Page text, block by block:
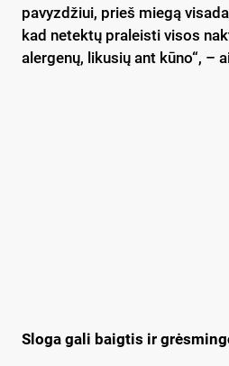
pavyzdžiui, prieš miegą
kad netektų praleisti visos
alergenų, likusių ant kūno“, –
Sloga gali baigtis ir